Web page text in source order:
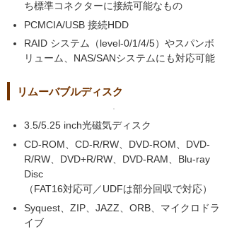
ち標準コネクターに接続可能なもの
PCMCIA/USB 接続HDD
RAID システム（level-0/1/4/5）やスパンボ
リューム、NAS/SANシステムにも対応可能
リムーバブルディスク
3.5/5.25 inch光磁気ディスク
CD-ROM、CD-R/RW、DVD-ROM、DVD-
R/RW、DVD+R/RW、DVD-RAM、Blu-ray
Disc
（FAT16対応可／UDFは部分回収で対応）
Syquest、ZIP、JAZZ、ORB、マイクロドラ
イブ